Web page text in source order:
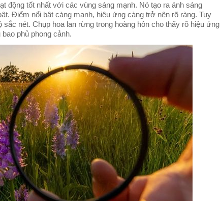
động tốt nhất với các vùng sáng mạnh. Nó tạo ra ánh sáng
Điểm nổi bật càng mạnh, hiệu ứng càng trở nên rõ ràng. Tuy
nét. Chụp hoa lan rừng trong hoàng hôn cho thấy rõ hiệu ứng
phủ phong cảnh.